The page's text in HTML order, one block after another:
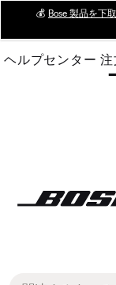
Main
💰 Bose 製品を下
ヘルプセンター 注